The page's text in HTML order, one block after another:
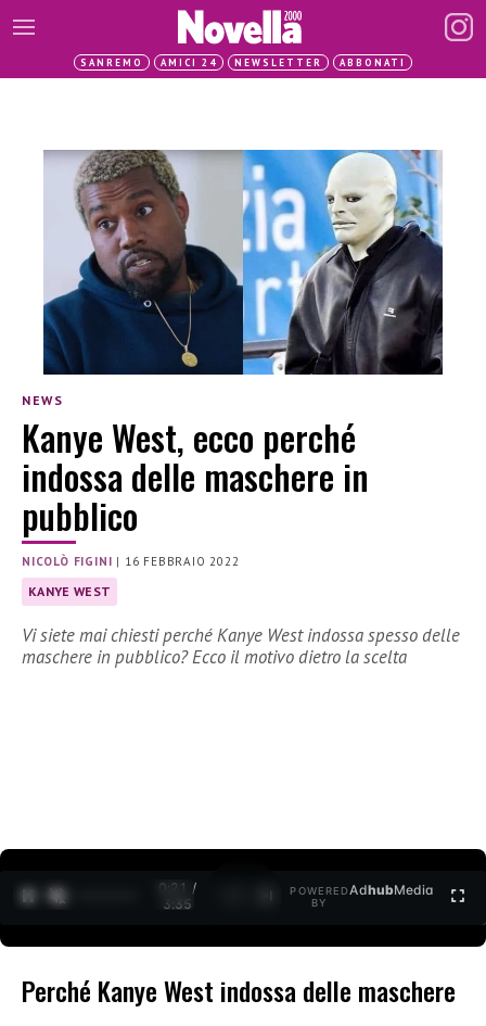
SANREMO AMICI 24 NEWSLETTER ABBONATI
NEWS
Kanye West, ecco perché
indossa delle maschere in
pubblico
NICOLÒ FIGINI | 16 FEBBRAIO 2022
KANYE WEST
Vi siete mai chiesti perché Kanye West indossa spesso delle
maschere in pubblico? Ecco il motivo dietro la scelta
0:22 /
3:35
POWERED
BY
AdhubMedia
Perché Kanye West indossa delle maschere